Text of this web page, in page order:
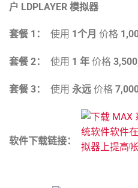
户 LDPLAYER 模拟器
套餐 1： 使用 1个月 价格
套餐 2： 使用 1 年 价格
套餐 3： 使用 永远 价格
软件下载链接：